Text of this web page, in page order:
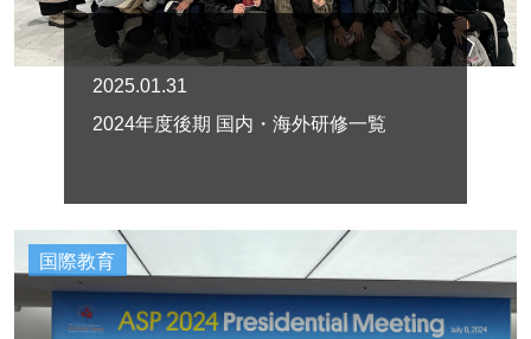
2025.01.31
2024年度後期 国内・海外研修一覧
国際教育